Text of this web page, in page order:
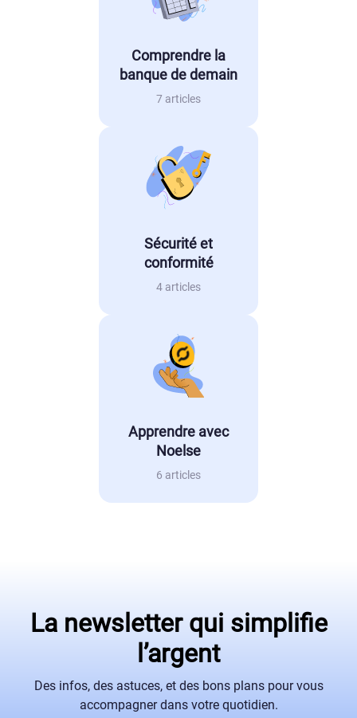
Comprendre la
banque de demain
7 articles
Sécurité et
conformité
4 articles
Apprendre avec
Noelse
6 articles
La newsletter qui simplifie
l’argent
Des infos, des astuces, et des bons plans pour vous
accompagner dans votre quotidien.